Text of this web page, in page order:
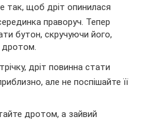
так, щоб дріт опинилася
праворуч. Тепер
бутон, скручуючи його,
дротом.
дріт повинна стати
але не поспішайте її
дротом, а зайвий